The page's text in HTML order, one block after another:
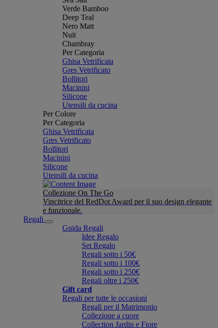
Verde Bamboo
Deep Teal
Nero Matt
Nuit
Chambray
Per Categoria
Ghisa Vetrificata
Gres Vetrificato
Bollitori
Macinini
Silicone
Utensili da cucina
Per Colore
Per Categoria
Ghisa Vetrificata
Gres Vetrificato
Bollitori
Macinini
Silicone
Utensili da cucina
Collezione On The Go
Vincitrice del RedDot Award per il suo design elegante
e funzionale.
Regali
Guida Regali
Idee Regalo
Set Regalo
Regali sotto i 50€
Regali sotto i 100€
Regali sotto i 250€
Regali oltre i 250€
Gift card
Regali per tutte le occasioni
Regali per il Matrimonio
Collezione a cuore
Collection Jardin e Fiore